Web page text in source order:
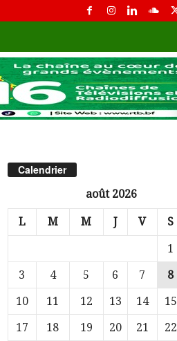
Calendrier
août 2026
L M M J V S
1
3
4 5 6 7 8
10
11 12 13 14 15
17
18 19 20 21 22